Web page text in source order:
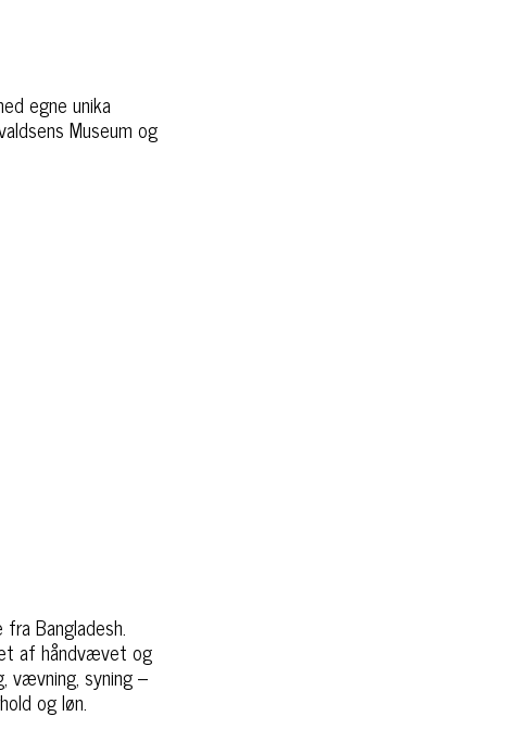
egne unika
Museum og
Bangladesh.
af håndvævet og
vævning, syning –
og løn.